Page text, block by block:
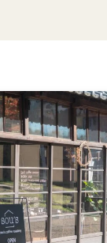
メンバー紹介
イバシーポリシー